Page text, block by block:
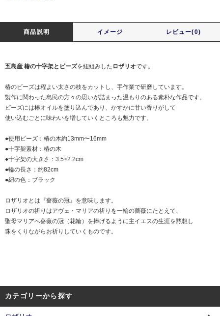
商品説明 イメージ レビュー(0)
五島産 椿の十字架とビーズを紐組みした ロザリオです。
椿のビーズは程よい太さの枝をカットし、手作業で研磨しています。
製作に関わった島民の方々の思いが詰まった温もりのある素朴な作品です。
ビーズには椿オイルを塗り込んであり、かすかに甘い香りがして
使い込むごとに味わいを増していくところも魅力です。
●使用ビーズ：椿の木約13mm〜16mm
●十字架素材：椿の木
●十字架の大きさ：3.5×2.2cm
●輪の長さ：約82cm
●紐の色：ブラック
ロザリオとは『薔薇の冠』を意味します。
ロザリオの祈りはアヴェ・マリアの祈りを一輪の薔薇にたとえて、
聖母マリアへ薔薇の冠（花輪）を捧げるように主イエスの生涯を黙想し
珠をくりながらお祈りしていくものです。
カテゴリーから探す